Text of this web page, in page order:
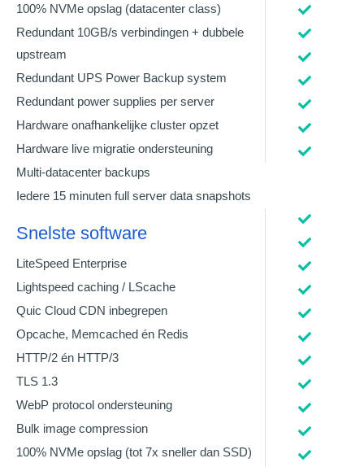
100% NVMe opslag (datacenter class)
Redundant 10GB/s verbindingen + dubbele
upstream
Redundant UPS Power Backup system
Redundant power supplies per server
Hardware onafhankelijke cluster opzet
Hardware live migratie ondersteuning
Multi-datacenter backups
Iedere 15 minuten full server data snapshots
Snelste software
LiteSpeed Enterprise
Lightspeed caching / LScache
Quic Cloud CDN inbegrepen
Opcache, Memcached én Redis
HTTP/2 én HTTP/3
TLS 1.3
WebP protocol ondersteuning
Bulk image compression
100% NVMe opslag (tot 7x sneller dan SSD)